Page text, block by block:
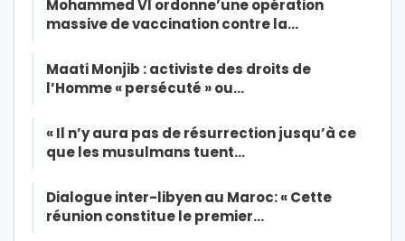
Mohammed VI ordonne’une opération
massive de vaccination contre la…
Maati Monjib : activiste des droits de
l’Homme « persécuté » ou…
« Il n’y aura pas de résurrection jusqu’à ce
que les musulmans tuent…
Dialogue inter-libyen au Maroc: « Cette
réunion constitue le premier…